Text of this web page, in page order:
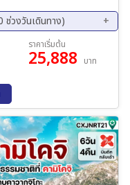
กียว – ชมแมวยักษ์ 3 มิติ
วงวันเดินทาง)
ต.ค. 69 - 06 ต.ค. 69
ต.ค. 69 - 08 ต.ค. 69
ต.ค. 69 - 10 ต.ค. 69
ต.ค. 69 - 12 ต.ค. 69
ต.ค. 69 - 14 ต.ค. 69
ต.ค. 69 - 18 ต.ค. 69
ต.ค. 69 - 20 ต.ค. 69
ต.ค. 69 - 26 ต.ค. 69
ต.ค. 69 - 28 ต.ค. 69
ต.ค. 69 - 31 ต.ค. 69
ราคาเริ่มต้น
25,888 บาท